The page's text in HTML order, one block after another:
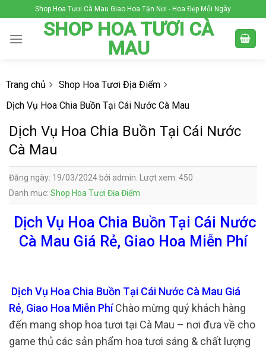
to
content
Shop Hoa Tươi Cà Mau Giao Hoa Tận Nơi - Hoa Đẹp Mỗi Ngày
SHOP HOA TƯƠI CÀ
MAU
Trang chủ
Shop Hoa Tươi Địa Điểm
Dịch Vụ Hoa Chia Buồn Tại Cái Nước Cà Mau
Dịch Vụ Hoa Chia Buồn Tại Cái Nước
Cà Mau
Đăng ngày: 19/03/2024 bởi admin. Lượt xem: 450
Danh mục: Shop Hoa Tươi Địa Điểm
Dịch Vụ Hoa Chia Buồn Tại Cái Nước
Cà Mau Giá Rẻ, Giao Hoa Miễn Phí
Dịch Vụ Hoa Chia Buồn Tại Cái Nước Cà Mau Giá
Rẻ, Giao Hoa Miễn PhíChào mừng quý khách hàng
đến mang shop hoa tươi tại Cà Mau – nơi đưa về cho
game thủ các sản phẩm hoa tươi sáng & chất lượng